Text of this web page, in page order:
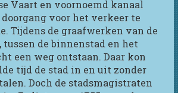
Vaart en voornoemd kanaal
voor het verkeer te
Tijdens de graafwerken van de
tussen de binnenstad en het
een weg ontstaan. Daar kon
tijd de stad in en uit zonder
Doch de stadsmagistraten